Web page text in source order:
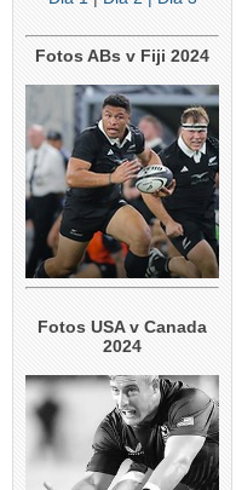
Fotos ABs v Fiji 2024
Fotos USA v Canada
2024